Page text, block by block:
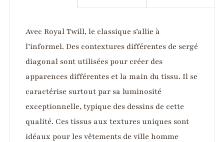
Avec Royal Twill, le classique s’allie à
l’informel. Des contextures différentes de sergé
diagonal sont utilisées pour créer des
apparences différentes et la main du tissu. Il se
caractérise surtout par sa luminosité
exceptionnelle, typique des dessins de cette
qualité. Ces tissus aux textures uniques sont
idéaux pour les vêtements de ville homme